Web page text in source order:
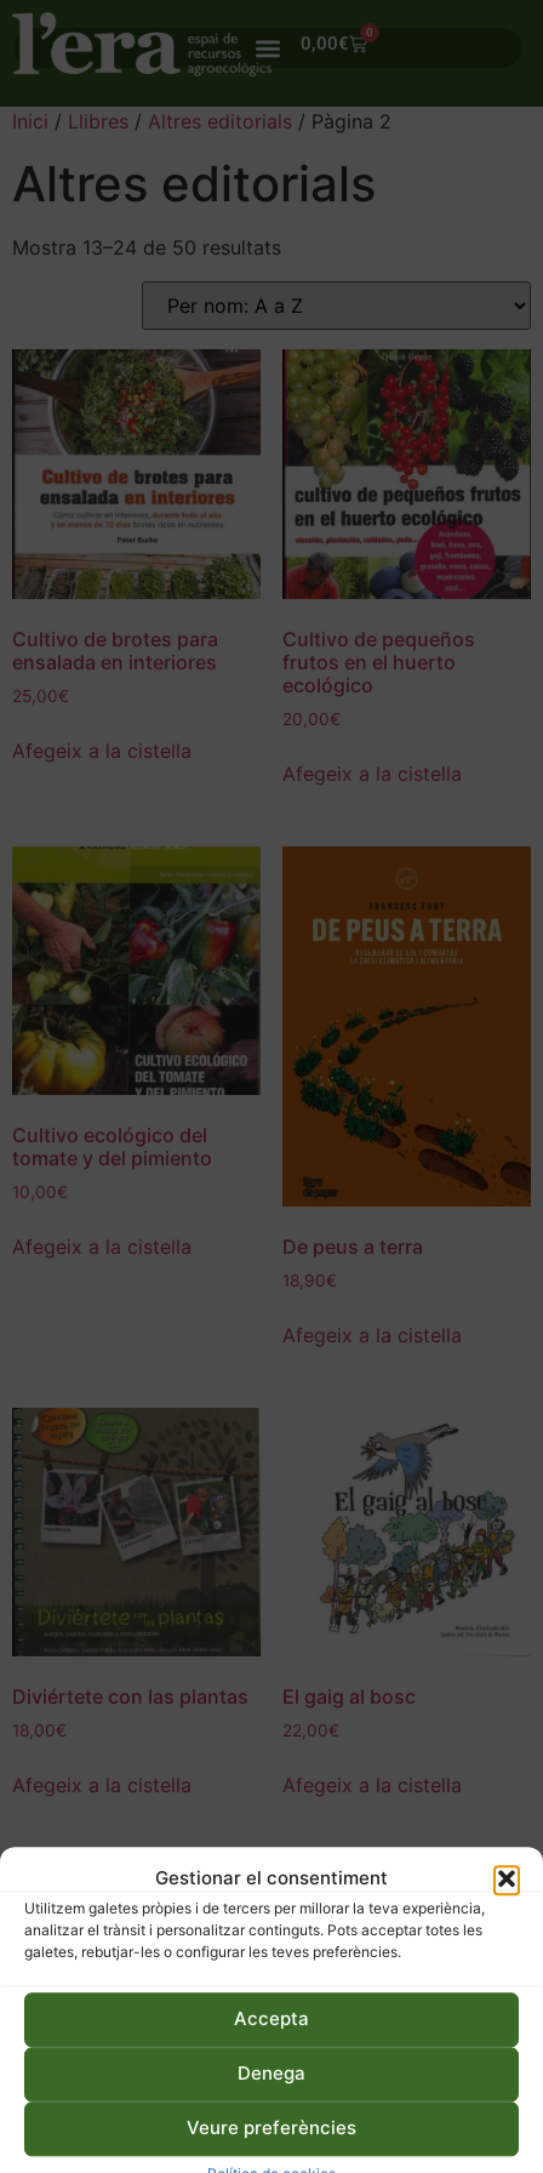
Gestionar el consentiment
Utilitzem galetes pròpies i de tercers per millorar la teva experiència,
analitzar el trànsit i personalitzar continguts. Pots acceptar totes les
galetes, rebutjar-les o configurar les teves preferències.
Accepta
Denega
Veure preferències
0,00€
0
Inici / Llibres / Altres editorials / Pàgina 2
Altres editorials
Mostra 13–24 de 50 resultats
Cultivo de brotes para
ensalada en interiores
25,00€
Afegeix a la cistella
Cultivo de pequeños
frutos en el huerto
ecológico
20,00€
Afegeix a la cistella
Cultivo ecológico del
tomate y del pimiento
10,00€
Afegeix a la cistella De peus a terra
18,90€
Afegeix a la cistella
Diviértete con las plantas
18,00€
Afegeix a la cistella
El gaig al bosc
22,00€
Afegeix a la cistella